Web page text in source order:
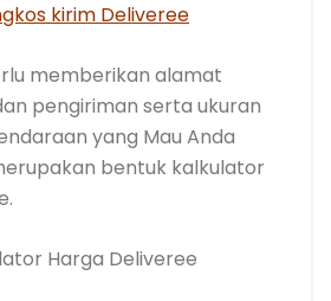
kirim Deliveree
memberikan alamat
pengiriman serta ukuran
yang Mau Anda
bentuk kalkulator
Harga Deliveree